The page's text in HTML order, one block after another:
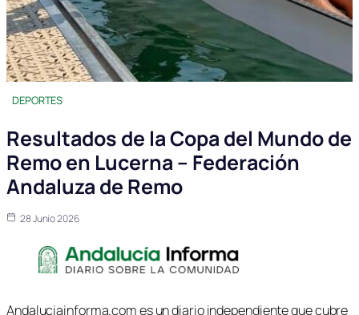
DEPORTES
Resultados de la Copa del Mundo de
Remo en Lucerna – Federación
Andaluza de Remo
28 Junio 2026
Andaluciainforma.com es un diario independiente que cubre